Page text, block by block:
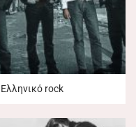
Ελληνικό rock